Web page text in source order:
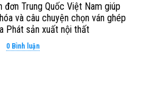
Trung Quốc Việt Nam giúp
và câu chuyện chọn ván ghép
Phát sản xuất nội thất
0 Bình luận